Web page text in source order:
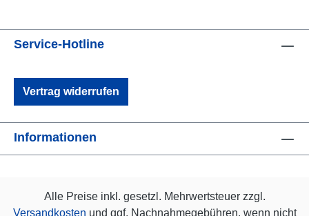
Service-Hotline
Vertrag widerrufen
Informationen
Alle Preise inkl. gesetzl. Mehrwertsteuer zzgl.
Versandkosten und ggf. Nachnahmegebühren, wenn nicht